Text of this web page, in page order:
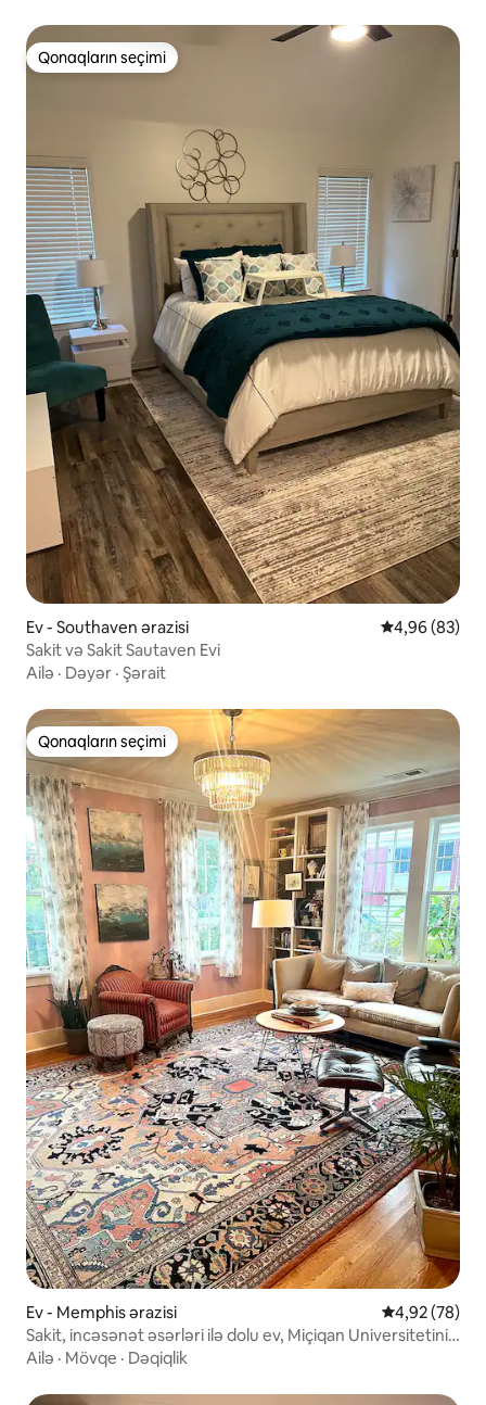
Qonaqların seçimi
Qonaqların seçimi
Ev - Southaven ərazisi Ortalama
4,96 (83)
Sakit və Sakit Sautaven Evi
Ailə · Dəyər · Şərait
Qonaqların seçimi
Qonaqların seçimi
Ev - Memphis ərazisi Ortalama
4,92 (78)
Sakit, incəsənət əsərləri ilə dolu ev, Miçiqan Universitetinin
yaxınlığında, cazibədarlıq bolluğu!
Ailə · Mövqe · Dəqiqlik